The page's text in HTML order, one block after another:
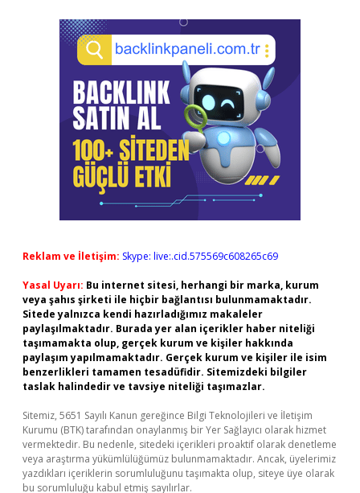
Reklam ve İletişim: Skype: live:.cid.575569c608265c69
Yasal Uyarı: Bu internet sitesi, herhangi bir marka, kurum
veya şahıs şirketi ile hiçbir bağlantısı bulunmamaktadır.
Sitede yalnızca kendi hazırladığımız makaleler
paylaşılmaktadır. Burada yer alan içerikler haber niteliği
taşımamakta olup, gerçek kurum ve kişiler hakkında
paylaşım yapılmamaktadır. Gerçek kurum ve kişiler ile isim
benzerlikleri tamamen tesadüfidir. Sitemizdeki bilgiler
taslak halindedir ve tavsiye niteliği taşımazlar.
Sitemiz, 5651 Sayılı Kanun gereğince Bilgi Teknolojileri ve İletişim
Kurumu (BTK) tarafından onaylanmış bir Yer Sağlayıcı olarak hizmet
vermektedir. Bu nedenle, sitedeki içerikleri proaktif olarak denetleme
veya araştırma yükümlülüğümüz bulunmamaktadır. Ancak, üyelerimiz
yazdıkları içeriklerin sorumluluğunu taşımakta olup, siteye üye olarak
bu sorumluluğu kabul etmiş sayılırlar.